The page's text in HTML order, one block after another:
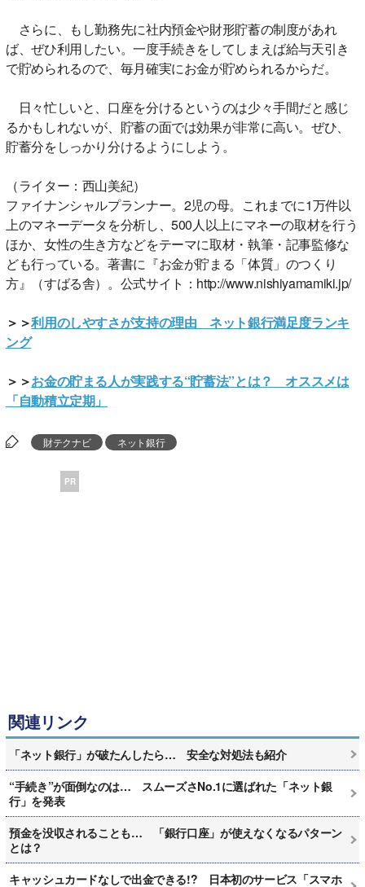
さらに、もし勤務先に社内預金や財形貯蓄の制度があれ
ば、ぜひ利用したい。一度手続きをしてしまえば給与天引き
で貯められるので、毎月確実にお金が貯められるからだ。
日々忙しいと、口座を分けるというのは少々手間だと感じ
るかもしれないが、貯蓄の面では効果が非常に高い。ぜひ、
貯蓄分をしっかり分けるようにしよう。
（ライター：西山美紀）
ファイナンシャルプランナー。2児の母。これまでに1万件以
上のマネーデータを分析し、500人以上にマネーの取材を行う
ほか、女性の生き方などをテーマに取材・執筆・記事監修な
ども行っている。著書に『お金が貯まる「体質」のつくり
方』（すばる舎）。公式サイト：http://www.nishiyamamiki.jp/
＞＞利用のしやすさが支持の理由 ネット銀行満足度ランキ
ング
＞＞お金の貯まる人が実践する“貯蓄法”とは？ オススメは
「自動積立定期」
財テクナビ ネット銀行
PR
関連リンク
「ネット銀行」が破たんしたら… 安全な対処法も紹介
“手続き”が面倒なのは… スムーズさNo.1に選ばれた「ネット銀
行」を発表
預金を没収されることも… 「銀行口座」が使えなくなるパターン
とは？
キャッシュカードなしで出金できる!? 日本初のサービス「スマホ